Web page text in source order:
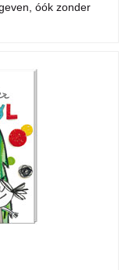
óók zonder